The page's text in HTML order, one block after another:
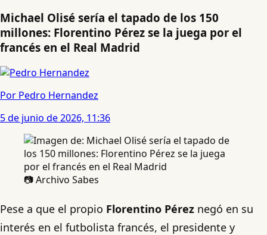
Michael Olisé sería el tapado de los 150
millones: Florentino Pérez se la juega por el
francés en el Real Madrid
Por Pedro Hernandez
5 de junio de 2026, 11:36
📷 Archivo Sabes
Pese a que el propio Florentino Pérez negó en su
interés en el futbolista francés, el presidente y